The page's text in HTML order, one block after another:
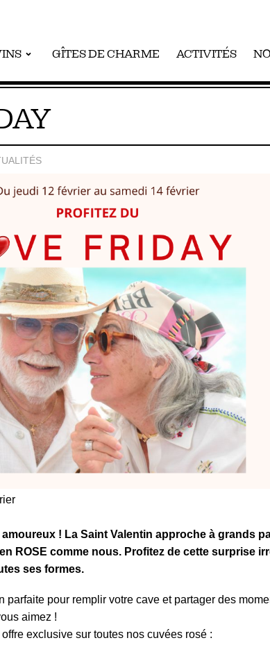
GÎTES DE CHARME ACTIVITÉS
amoureux ! La Saint Valentin approche à grands
ROSE comme nous. Profitez de cette surprise
ses formes.
parfaite pour remplir votre cave et partager des
aimez !
exclusive sur toutes nos cuvées rosé :